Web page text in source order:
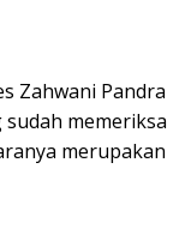
Zahwani Pandra
memeriksa
merupakan